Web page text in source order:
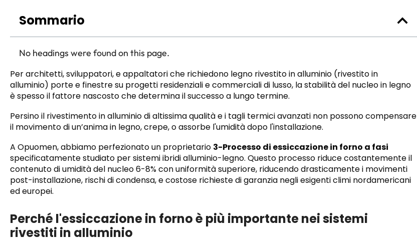
Sommario
No headings were found on this page.
Per architetti, sviluppatori, e appaltatori che richiedono legno rivestito in alluminio (rivestito in
alluminio) porte e finestre su progetti residenziali e commerciali di lusso, la stabilità del nucleo in legno
è spesso il fattore nascosto che determina il successo a lungo termine.
Persino il rivestimento in alluminio di altissima qualità e i tagli termici avanzati non possono compensare
il movimento di un’anima in legno, crepe, o assorbe l'umidità dopo l'installazione.
A Opuomen, abbiamo perfezionato un proprietario 3-Processo di essiccazione in forno a fasi
specificatamente studiato per sistemi ibridi alluminio-legno. Questo processo riduce costantemente il
contenuto di umidità del nucleo 6-8% con uniformità superiore, riducendo drasticamente i movimenti
post-installazione, rischi di condensa, e costose richieste di garanzia negli esigenti climi nordamericani
ed europei.
Perché l'essiccazione in forno è più importante nei sistemi
rivestiti in alluminio